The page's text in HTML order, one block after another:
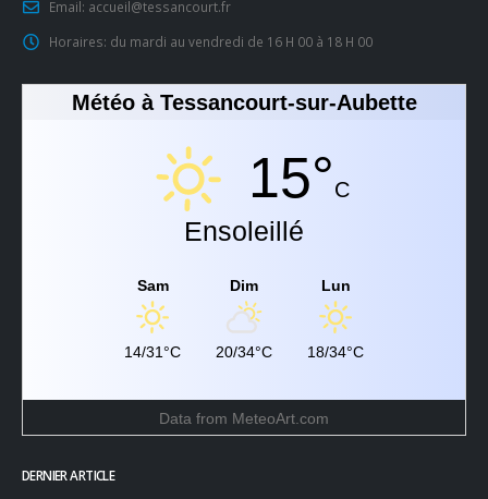
Email: accueil@tessancourt.fr
Horaires: du mardi au vendredi de 16 H 00 à 18 H 00
Météo à Tessancourt-sur-Aubette
15°C
Ensoleillé
Sam
14/31°C
Dim
20/34°C
Lun
18/34°C
Data from MeteoArt.com
DERNIER ARTICLE